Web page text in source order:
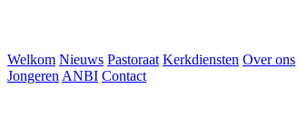
Welkom Nieuws Pastoraat Kerkdiensten Over ons
Jongeren ANBI Contact